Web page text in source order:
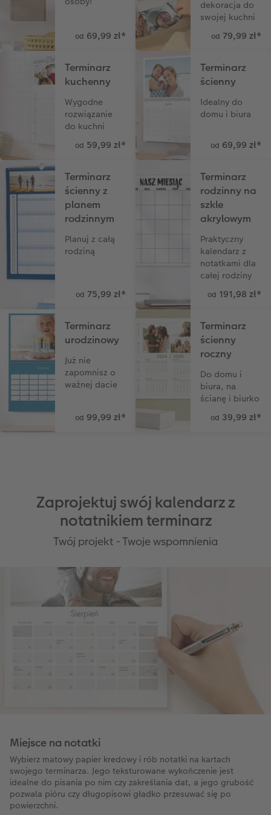
Przykłady klientów
Dodatki do fotoksiążki
Dodatki do zdjęć
Terminarz ścienny roczny
Dodatki do kalendarzy
od 69,99 zł*
dekoracja do
swojej kuchni
od 79,99 zł*
Terminarz
kuchenny
Wygodne
rozwiązanie
do kuchni
od 59,99 zł*
Terminarz
ścienny
Idealny do
domu i biura
od 69,99 zł*
Terminarz
ścienny z
planem
rodzinnym
Planuj z całą
rodziną
od 75,99 zł*
Terminarz
rodzinny na
szkle
akrylowym
Praktyczny
kalendarz z
notatkami dla
całej rodziny
od 191,98 zł*
Terminarz
urodzinowy
Już nie
zapomnisz o
ważnej dacie
od 99,99 zł*
Terminarz
ścienny
roczny
Do domu i
biura, na
ścianę i biurko
od 39,99 zł*
Zaprojektuj swój kalendarz z
notatnikiem terminarz
Twój projekt - Twoje wspomnienia
Miejsce na notatki
Wybierz matowy papier kredowy i rób notatki na kartach
swojego terminarza. Jego teksturowane wykończenie jest
idealne do pisania po nim czy zakreślania dat, a jego grubość
pozwala pióru czy długopisowi gładko przesuwać się po
powierzchni.